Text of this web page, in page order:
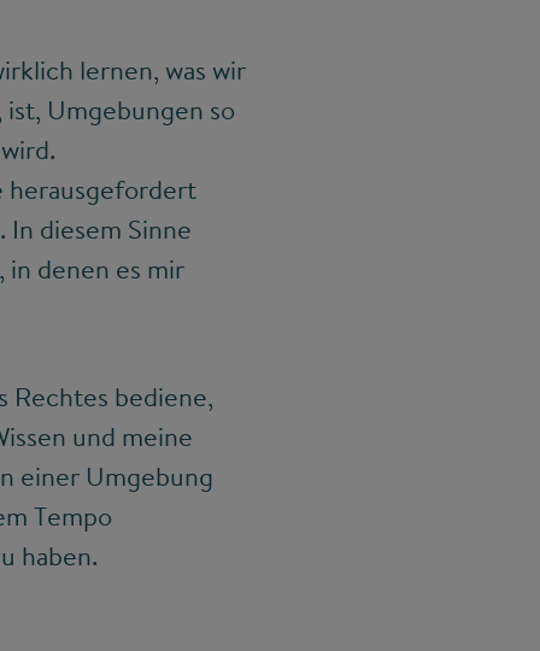
lernen, was wir
Umgebungen so
herausgefordert
diesem Sinne
in denen es mir
Rechtes bediene,
und meine
einer Umgebung
Tempo
haben.